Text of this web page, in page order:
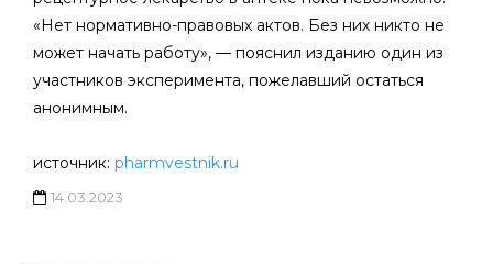
«Нет нормативно-правовых актов. Без них никто не
может начать работу», — пояснил изданию один из
участников эксперимента, пожелавший остаться
анонимным.
источник: pharmvestnik.ru
14.03.2023